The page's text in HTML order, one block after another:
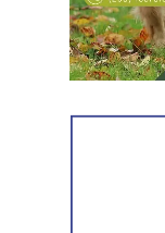
camiones
el ritmo de
mantenimiento
Por otra parte, el
sectores más